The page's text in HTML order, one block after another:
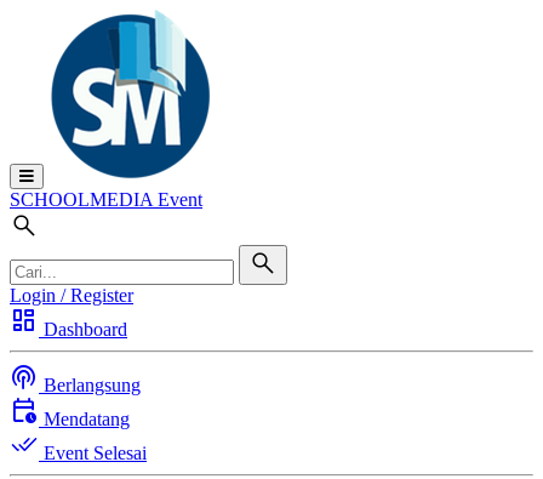
SCHOOLMEDIA Event
Login / Register
dashboard Dashboard
podcasts Berlangsung
calendar_clock Mendatang
done_all Event Selesai